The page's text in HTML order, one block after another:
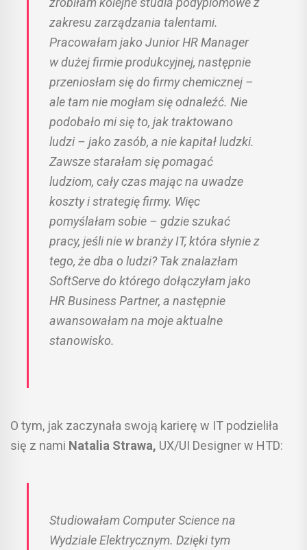
zakresu zarządzania talentami.
Pracowałam jako Junior HR Manager
w dużej firmie produkcyjnej, następnie
przeniosłam się do firmy chemicznej –
ale tam nie mogłam się odnaleźć. Nie
podobało mi się to, jak traktowano
ludzi – jako zasób, a nie kapitał ludzki.
Zawsze starałam się pomagać
ludziom, cały czas mając na uwadze
koszty i strategię firmy. Więc
pomyślałam sobie – gdzie szukać
pracy, jeśli nie w branży IT, która słynie z
tego, że dba o ludzi? Tak znalazłam
SoftServe do którego dołączyłam jako
HR Business Partner, a następnie
awansowałam na moje aktualne
stanowisko.
O tym, jak zaczynała swoją karierę w IT podzieliła
się z nami Natalia Strawa, UX/UI Designer w HTD:
Studiowałam Computer Science na
Wydziale Elektrycznym. Dzięki tym